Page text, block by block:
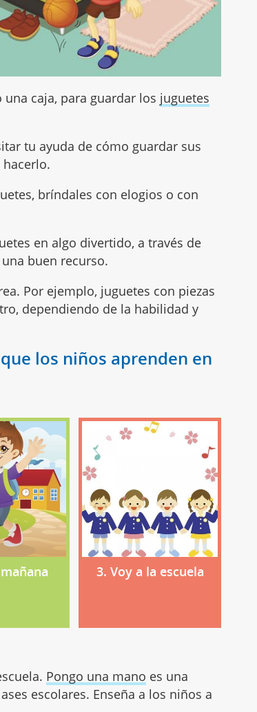
una caja, para guardar los juguetes
tu ayuda de cómo guardar sus
hacerlo.
bríndales con elogios o con
en algo divertido, a través de
una buen recurso.
Por ejemplo, juguetes con piezas
dependiendo de la habilidad y
los niños aprenden en
3. Voy a la escuela
Pongo una mano es una
escolares. Enseña a los niños a